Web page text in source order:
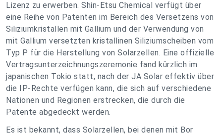
Lizenz zu erwerben. Shin-Etsu Chemical verfügt über
eine Reihe von Patenten im Bereich des Versetzens von
Siliziumkristallen mit Gallium und der Verwendung von
mit Gallium versetzten kristallinen Siliziumscheiben vom
Typ P für die Herstellung von Solarzellen. Eine offizielle
Vertragsunterzeichnungszeremonie fand kürzlich im
japanischen Tokio statt, nach der JA Solar effektiv über
die IP-Rechte verfügen kann, die sich auf verschiedene
Nationen und Regionen erstrecken, die durch die
Patente abgedeckt werden.
Es ist bekannt, dass Solarzellen, bei denen mit Bor